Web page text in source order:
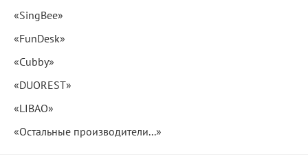
«SingBee»
«FunDesk»
«Cubby»
«DUOREST»
«LIBAO»
«Остальные производители...»